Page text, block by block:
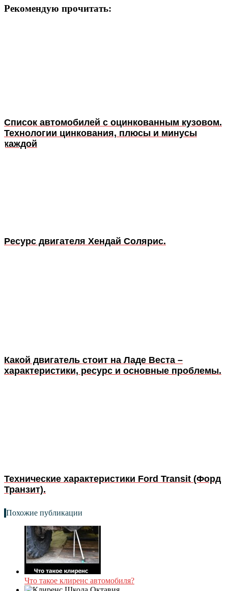
Рекомендую прочитать:
Список автомобилей с оцинкованным кузовом.
Технологии цинкования, плюсы и минусы
каждой
Ресурс двигателя Хендай Солярис.
Какой двигатель стоит на Ладе Веста –
характеристики, ресурс и основные проблемы.
Технические характеристики Ford Transit (Форд
Транзит).
Похожие публикации
Что такое клиренс автомобиля?